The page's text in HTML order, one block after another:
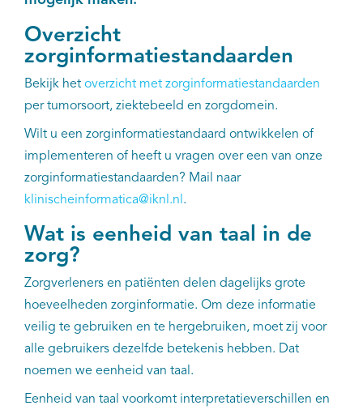
Overzicht
zorginformatiestandaarden
Bekijk het overzicht met zorginformatiestandaarden
per tumorsoort, ziektebeeld en zorgdomein.
Wilt u een zorginformatiestandaard ontwikkelen of
implementeren of heeft u vragen over een van onze
zorginformatiestandaarden? Mail naar
klinischeinformatica@iknl.nl .
Wat is eenheid van taal in de
zorg?
Zorgverleners en patiënten delen dagelijks grote
hoeveelheden zorginformatie. Om deze informatie
veilig te gebruiken en te hergebruiken, moet zij voor
alle gebruikers dezelfde betekenis hebben. Dat
noemen we eenheid van taal.
Eenheid van taal voorkomt interpretatieverschillen en